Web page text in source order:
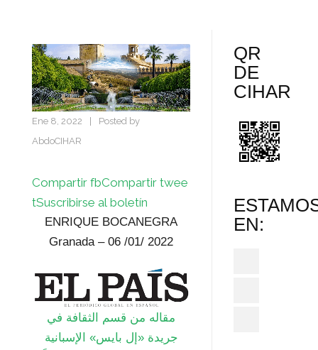
Ene 8, 2022
Posted by
AbdoCIHAR
Compartir fbCompartir twee
tSuscribirse al boletín
ENRIQUE BOCANEGRA
Granada – 06 /01/ 2022
مقاله من قسم الثقافة في
جريدة «إل بايس» الإسبانية
QR
DE
CIHAR
EN: